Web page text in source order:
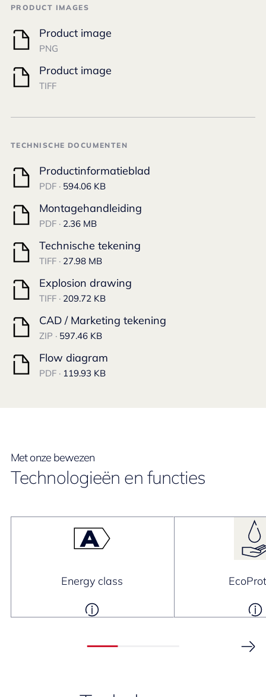
PRODUCT IMAGES
Product image
PNG
Product image
TIFF
TECHNISCHE DOCUMENTEN
Productinformatieblad
PDF · 594.06 KB
Montagehandleiding
PDF · 2.36 MB
Technische tekening
TIFF · 27.98 MB
Explosion drawing
TIFF · 209.72 KB
CAD / Marketing tekening
ZIP · 597.46 KB
Flow diagram
PDF · 119.93 KB
Met onze bewezen
Technologieën en functies
Energy class